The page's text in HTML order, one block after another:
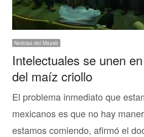
Noticias del Mayab
Intelectuales se unen
del maíz criollo
El problema inmediato que
mexicanos es que no hay
estamos comiendo, afirmó el